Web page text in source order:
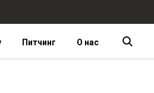
Питчинг О нас